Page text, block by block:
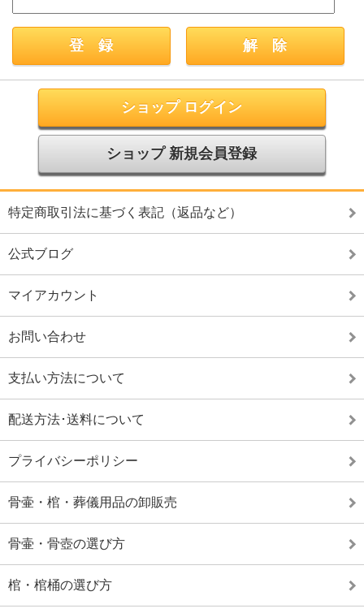
ショップ ログイン
ショップ 新規会員登録
特定商取引法に基づく表記（返品など）
公式ブログ
マイアカウント
お問い合わせ
支払い方法について
配送方法･送料について
プライバシーポリシー
骨壷・棺・葬儀用品の卸販売
骨壷・骨壺の選び方
棺・棺桶の選び方